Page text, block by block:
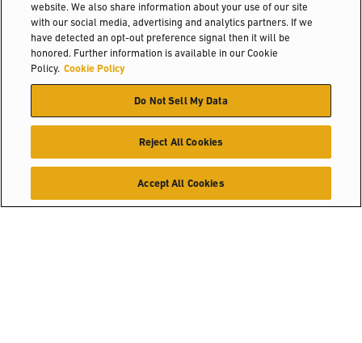
Информация
О компании
Hyster-Yale Materials Handling (HYMH)
website. We also share information about your use of our site
with our social media, advertising and analytics partners. If we
have detected an opt-out preference signal then it will be
honored. Further information is available in our Cookie
Policy. Cookie Policy
Do Not Sell My Data
Reject All Cookies
Accept All Cookies